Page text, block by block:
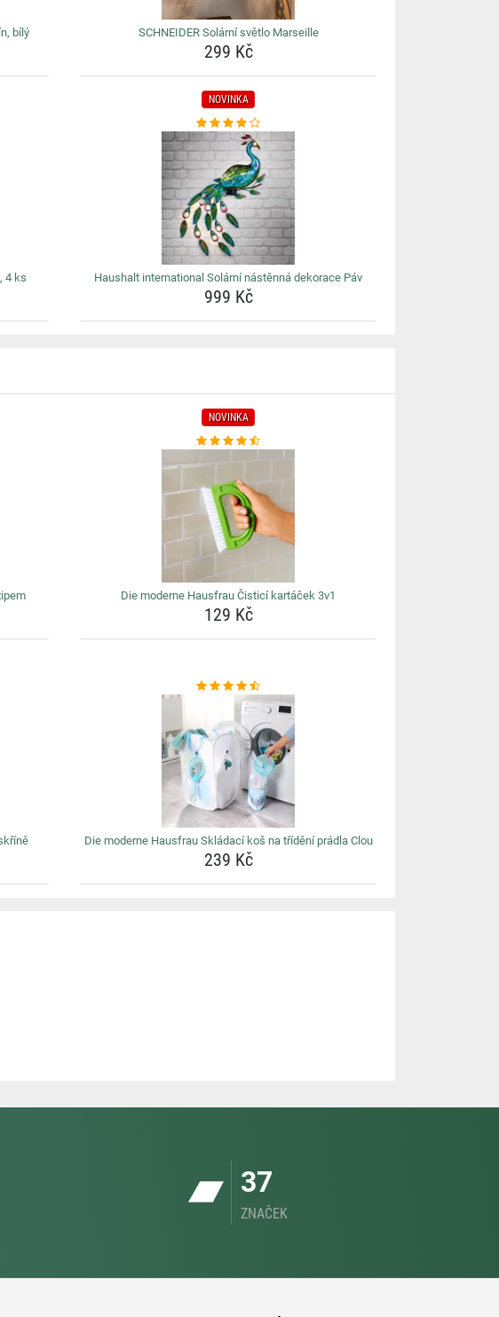
bílý SCHNEIDER Solární světlo Marseille
299 Kč
4 ks
NOVINKA
Haushalt international Solární nástěnná dekorace Páv
999 Kč
NOVINKA
Die moderne Hausfrau Čisticí kartáček 3v1
129 Kč
Die moderne Hausfrau Skládací koš na třídění prádla Clou
239 Kč
37
ZNAČEK